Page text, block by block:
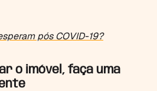
pós COVID-19?
o imóvel, faça uma